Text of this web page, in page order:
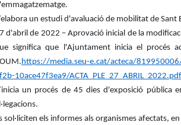
un estudi d'avaluació de mobilitat de Sant
d'abril de 2022 – Aprovació inicial de la
significa que l'Ajuntament inicia el procés
https://media.seu-e.cat/acteca/
10ace47f3ea9/ACTA_PLE_27_ABRIL_2022.pdf
un procés de 45 dies d'exposició pública
sol·liciten els informes als organismes afectats,